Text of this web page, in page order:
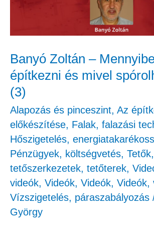
Banyó Zoltán –
építkezni és mivel
(3)
Alapozás és pinceszint, Az
előkészítése, Falak, falazási
Hőszigetelés,
Pénzügyek, költségvetés, Tetők,
tetőszerkezetek, tetőterek,
videók, Videók, Videók, Videók,
Vízszigetelés, páraszabályozás
György
építkezni
és
mivel
spórolhatunk?
(3)